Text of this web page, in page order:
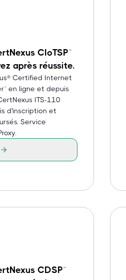
CIoTSP™
après réussite.
Certified Internet
en ligne et depuis
ITS-110
d'inscription et
Service
CDSP™